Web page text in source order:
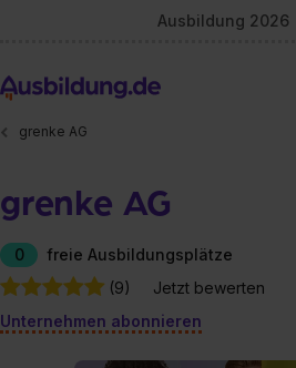
Ausbildung 2026
grenke AG
grenke AG
0
freie Ausbildungsplätze
(9)
Jetzt bewerten
Unternehmen abonnieren